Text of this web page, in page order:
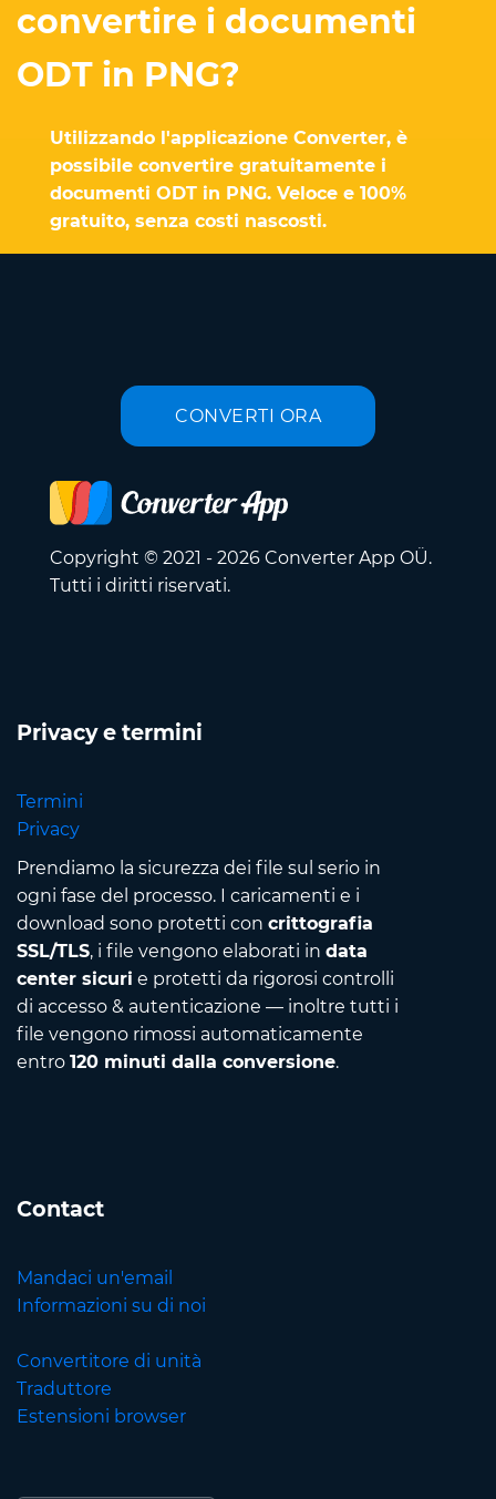
convertire i documenti
ODT in PNG?
Utilizzando l'applicazione Converter, è
possibile convertire gratuitamente i
documenti ODT in PNG. Veloce e 100%
gratuito, senza costi nascosti.
CONVERTI ORA
Copyright © 2021 - 2026 Converter App OÜ.
Tutti i diritti riservati.
Privacy e termini
Termini
Privacy
Prendiamo la sicurezza dei file sul serio in
ogni fase del processo. I caricamenti e i
download sono protetti con crittografia
SSL/TLS, i file vengono elaborati in data
center sicuri e protetti da rigorosi controlli
di accesso & autenticazione — inoltre tutti i
file vengono rimossi automaticamente
entro 120 minuti dalla conversione.
Contact
Mandaci un'email
Informazioni su di noi
Convertitore di unità
Traduttore
Estensioni browser